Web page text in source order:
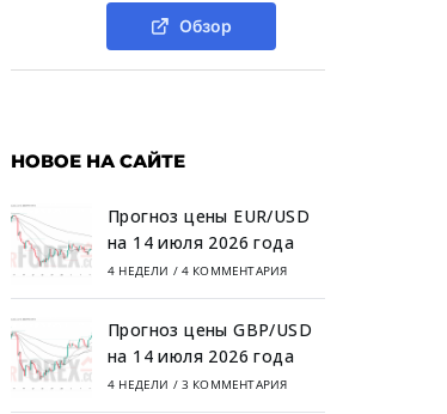
Обзор
НОВОЕ НА САЙТЕ
Прогноз цены EUR/USD
на 14 июля 2026 года
4 НЕДЕЛИ / 4 КОММЕНТАРИЯ
Прогноз цены GBP/USD
на 14 июля 2026 года
4 НЕДЕЛИ / 3 КОММЕНТАРИЯ